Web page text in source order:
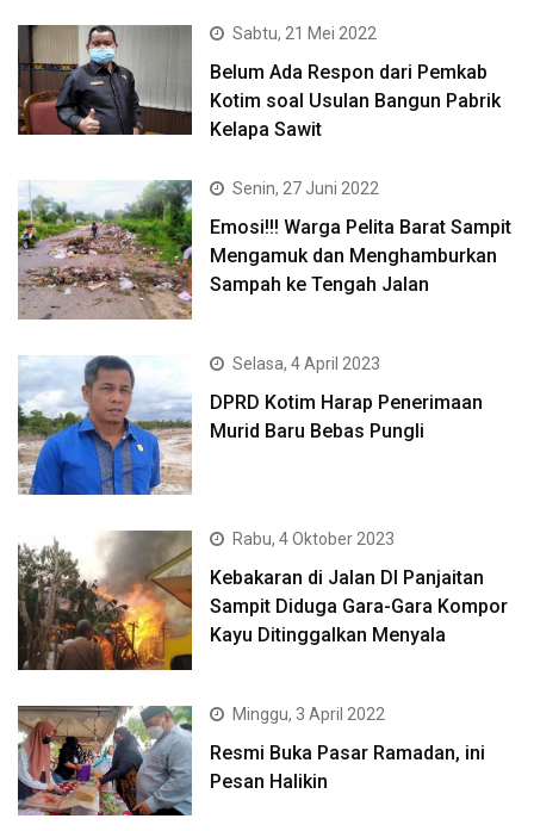
Sabtu, 21 Mei 2022
Belum Ada Respon dari Pemkab
Kotim soal Usulan Bangun Pabrik
Kelapa Sawit
Senin, 27 Juni 2022
Emosi!!! Warga Pelita Barat Sampit
Mengamuk dan Menghamburkan
Sampah ke Tengah Jalan
Selasa, 4 April 2023
DPRD Kotim Harap Penerimaan
Murid Baru Bebas Pungli
Rabu, 4 Oktober 2023
Kebakaran di Jalan DI Panjaitan
Sampit Diduga Gara-Gara Kompor
Kayu Ditinggalkan Menyala
Minggu, 3 April 2022
Resmi Buka Pasar Ramadan, ini
Pesan Halikin